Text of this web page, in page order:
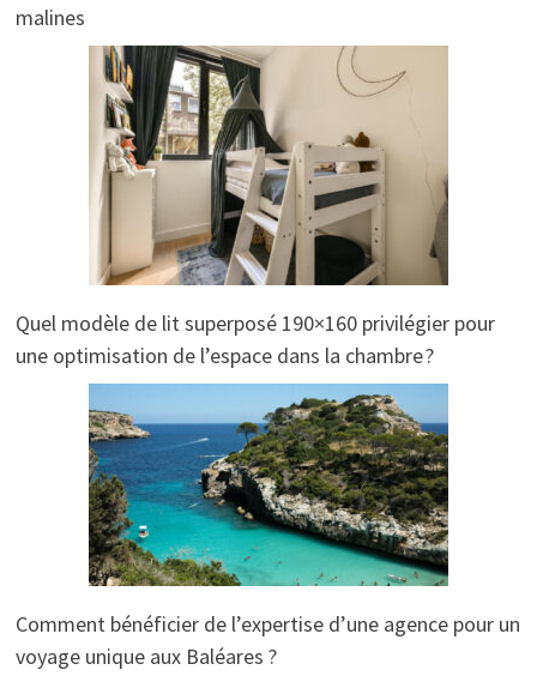
malines
Quel modèle de lit superposé 190×160 privilégier pour
une optimisation de l’espace dans la chambre ?
Comment bénéficier de l’expertise d’une agence pour un
voyage unique aux Baléares ?